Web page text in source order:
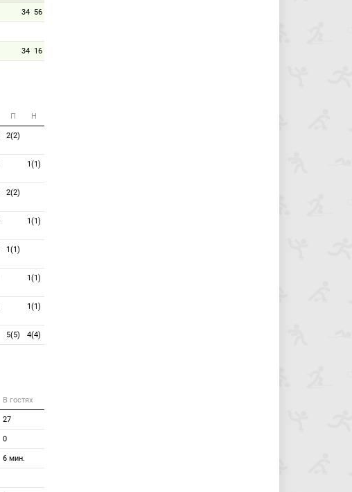
34 56
34 16
П Н
2(2)
1(1)
2(2)
1(1)
1(1)
1(1)
1(1)
5(5) 4(4)
В гостях
27
0
6 мин.